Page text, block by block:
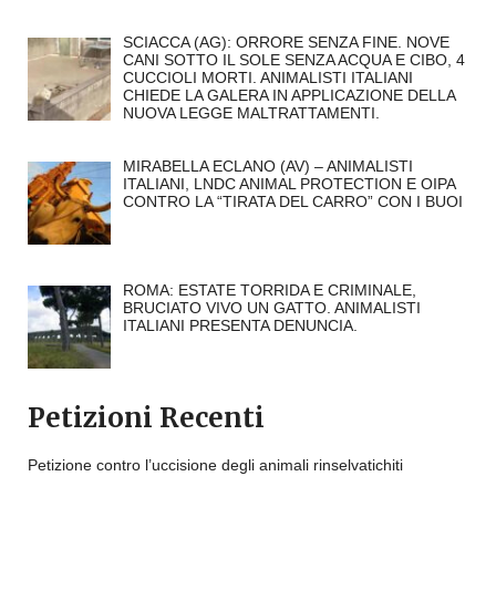
SCIACCA (AG): ORRORE SENZA FINE. NOVE
CANI SOTTO IL SOLE SENZA ACQUA E CIBO, 4
CUCCIOLI MORTI. ANIMALISTI ITALIANI
CHIEDE LA GALERA IN APPLICAZIONE DELLA
NUOVA LEGGE MALTRATTAMENTI.
MIRABELLA ECLANO (AV) – ANIMALISTI
ITALIANI, LNDC ANIMAL PROTECTION E OIPA
CONTRO LA “TIRATA DEL CARRO” CON I BUOI
ROMA: ESTATE TORRIDA E CRIMINALE,
BRUCIATO VIVO UN GATTO. ANIMALISTI
ITALIANI PRESENTA DENUNCIA.
Petizioni Recenti
Petizione contro l’uccisione degli animali rinselvatichiti